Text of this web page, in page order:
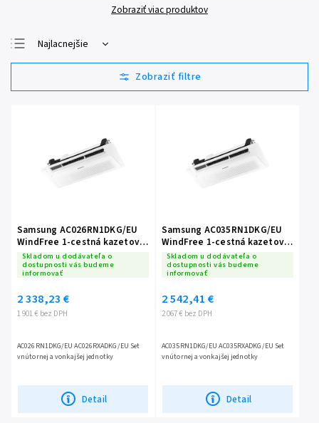
Zobraziť viac produktov
Najlacnejšie
Najdrahšie
Najpredávanejšie
Samsung AC026RN1DKG/EU
WindFree 1-cestná kazetová
vnútorná a vonkajšia
jednotka
Skladom u dodávateľa o
dostupnosti vás budeme
informovať
1 901 € bez DPH
2 338,23 €
Detail
AC026RN1DKG/EU AC026RXADKG/EU Set
vnútornej a vonkajšej jednotky
Samsung AC035RN1DKG/EU
WindFree 1-cestná kazetová
vnútorná a vonkajšia
jednotka
Skladom u dodávateľa o
dostupnosti vás budeme
informovať
2 067 € bez DPH
2 542,41 €
Detail
AC035RN1DKG/EU AC035RXADKG/EU Set
vnútornej a vonkajšej jednotky